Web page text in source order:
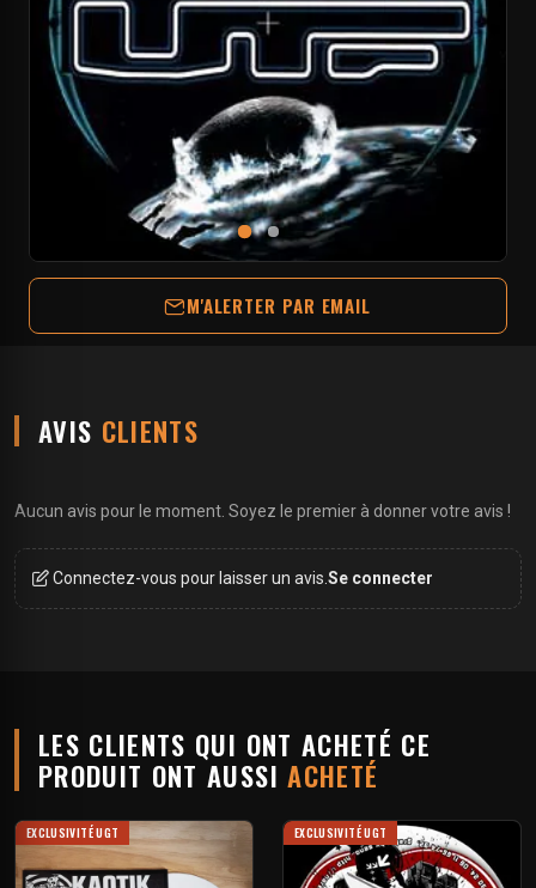
M'ALERTER PAR EMAIL
AVIS CLIENTS
Aucun avis pour le moment. Soyez le premier à donner votre avis !
Connectez-vous pour laisser un avis. Se connecter
LES CLIENTS QUI ONT ACHETÉ CE
PRODUIT ONT AUSSIACHETÉ
EXCLUSIVITÉ UGT EXCLUSIVITÉ UGT